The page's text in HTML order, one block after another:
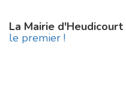
La Mairie d'Heudicourt
le premier !